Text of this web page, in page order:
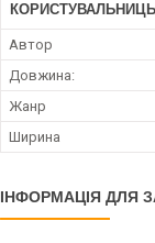
Автор
Довжина:
Жанр
Ширина
ІНФОРМАЦІЯ ДЛЯ